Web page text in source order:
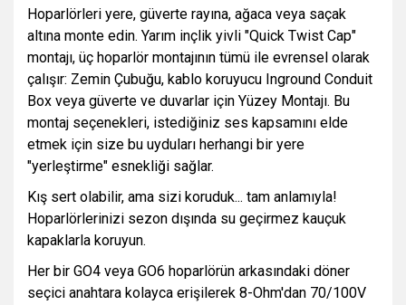
Hoparlörleri yere, güverte rayına, ağaca veya saçak
altına monte edin. Yarım inçlik yivli "Quick Twist Cap"
montajı, üç hoparlör montajının tümü ile evrensel olarak
çalışır: Zemin Çubuğu, kablo koruyucu Inground Conduit
Box veya güverte ve duvarlar için Yüzey Montajı. Bu
montaj seçenekleri, istediğiniz ses kapsamını elde
etmek için size bu uyduları herhangi bir yere
"yerleştirme" esnekliği sağlar.
Kış sert olabilir, ama sizi koruduk... tam anlamıyla!
Hoparlörlerinizi sezon dışında su geçirmez kauçuk
kapaklarla koruyun.
Her bir GO4 veya GO6 hoparlörün arkasındaki döner
seçici anahtara kolayca erişilerek 8-Ohm'dan 70/100V